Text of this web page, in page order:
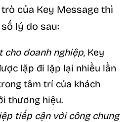
của Key Message thì
lý do sau:
cho doanh nghiệp, Key
lặp đi lặp lại nhiều lần
tâm trí của khách
thương hiệu.
tiếp cận với công chung